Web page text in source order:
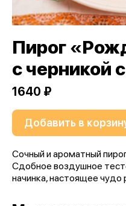
Пирог
с черникой
1640 ₽
Добавить в
Сочный и ароматный
Сдобное воздушное
начинка, настоящее